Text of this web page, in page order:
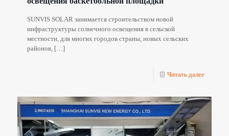
SUNVIS SOLAR занимается строительством новой
инфраструктуры солнечного освещения в сельской
местности, для многих городов страны, новых сельских
районов, […]
Читать далее